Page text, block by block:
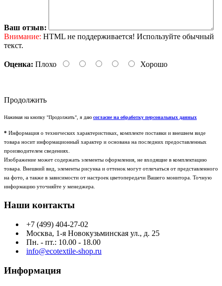
Ваш отзыв:
Внимание: HTML не поддерживается! Используйте обычный
текст.
Оценка: Плохо Хорошо
Продолжить
Нажимая на кнопку "Продолжить", я даю согласие на обработку персональных данных
* Информация о технических характеристиках, комплекте поставки и внешнем виде
товара носит информационный характер и основана на последних предоставленных
производителем сведениях.
Изображение может содержать элементы оформления, не входящие в комплектацию
товара. Внешний вид, элементы рисунка и оттенок могут отличаться от представленного
на фото, а также в зависимости от настроек цветопередачи Вашего монитора. Точную
информацию уточняйте у менеджера.
Наши контакты
+7 (499) 404-27-02
Москва, 1-я Новокузьминская ул., д. 25
Пн. - пт.: 10.00 - 18.00
info@ecotextile-shop.ru
Информация